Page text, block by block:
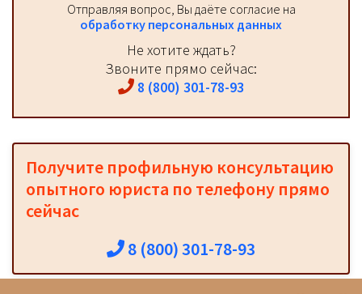
Отправляя вопрос, Вы даёте согласие на
обработку персональных данных
Не хотите ждать?
Звоните прямо сейчас:
8 (800) 301-78-93
Получите профильную консультацию
опытного юриста по телефону прямо
сейчас
8 (800) 301-78-93